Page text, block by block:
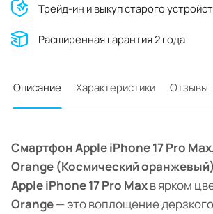
Трейд-ин и выкуп старого
Расширенная гарантия 2 года
Описание Характеристики Отзывы
Смартфон Apple iPhone 17 Pro
Orange (Космический
Apple iPhone 17 Pro Maxв ярком
Orange— это воплощение